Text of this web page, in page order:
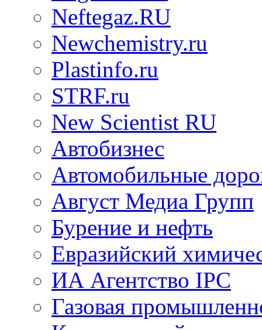
Neftegaz.RU
Newchemistry.ru
Plastinfo.ru
STRF.ru
New Scientist RU
Автобизнес
Автомобильные
Август Медиа Групп
Бурение и нефть
Евразийский
ИА Агентство IPC
Газовая